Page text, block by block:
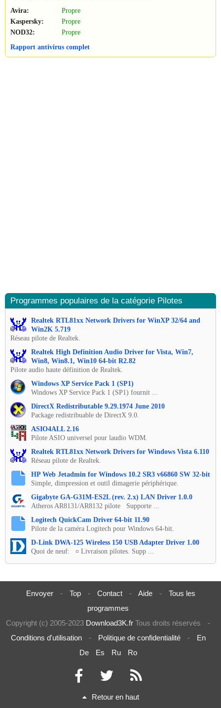
Avira:
Propre
Kaspersky:
Propre
NOD32:
Propre
Rapport antivirus complet
Programmes populaires de la catégorie Pilotes
Realtek RTL81xx Network Drivers for WinXP 32/64 and
Win2K 5.719
Réseau pilote de Realtek.
Realtek High Definition Audio Driver for Vista, Win7,
Win8, Win8.1, Win10 64-bit R2.82
Pilote audio haute définition de Realtek.
Windows XP Service Pack 1 (SP1)
Windows XP Service Pack 1 (SP1) fournit ...
DirectX Redistributable 9.29.1974 June 2010
Package redistribuable de DirectX 9.0.
ASIO4ALL 2.16
Pilote ASIO universel pour laudio WDM.
Realtek RTL81xx Network Drivers for Windows Vista 6.110
Réseau pilote de Realtek.
HP Web Jetadmin for Windows 10.2 SR3 v66860 SW 32-bit
Simple, dimpression et outil dimagerie périphérique.
Gigabyte GA-G31M-ES2L (rev. 2.x) LAN Driver 1.0.0
Atheros AR8131/AR8132 pilote Supporte ...
Logitech QuickCam Driver 64-bit 11.90
Pilote de la caméra Logitech pour Windows 64-bit.
D-Link DWA-125 Wireless 150 USB Adapter Driver 1.00
Quoi de neuf: ¤ Livraison pilotes. Supp ...
Envoyer - Top - Contact - Aide -
Tous les
programmes
Copyright (c) 2005-2023 Download3K.fr Tous droits réservés
-
Conditions d'utilisation
- Politique de confidentialité -
En
De
Es Ru Ro
Retour en haut